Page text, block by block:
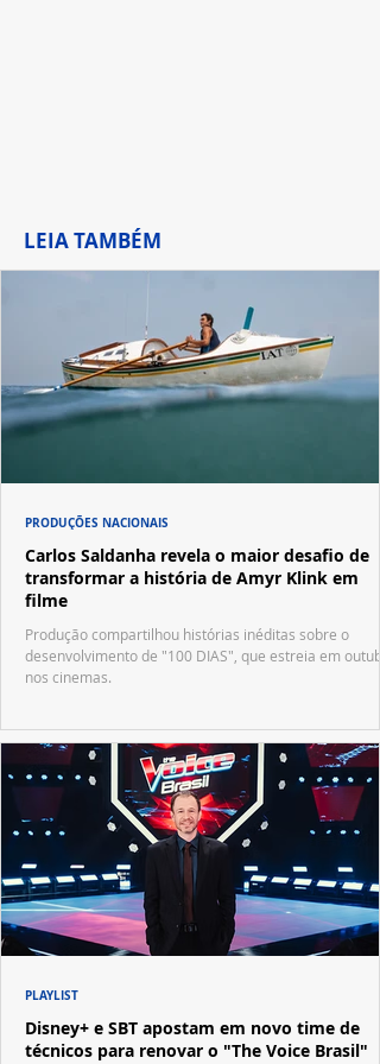
LEIA TAMBÉM
Carlos Saldanha revela o maior desafio de
transformar a história de Amyr Klink em
filme
Produção compartilhou histórias inéditas sobre o
desenvolvimento de "100 DIAS", que estreia em
nos cinemas.
PRODUÇÕES NACIONAIS
Disney+ e SBT apostam em novo time de
técnicos para renovar o "The Voice Brasil"
PLAYLIST